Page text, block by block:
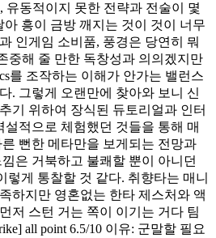
유동적이지 못한 전략과 전술이 몇
아 흥이 금방 깨지는 것이 것이 너무
인게임 소비품, 풍경은 당연히 뭐
중해 줄 만한 독창성과 의의겠지만
를 조작하는 이해가 안가는 밸런스
. 그렇게 오랜만에 찾아와 보니 신
기 위하여 장식된 듀토리얼과 인터
적으로 체험했던 것들을 통해 매
뻔한 메타만을 보게되는 전망과
은 거북하고 불쾌할 뿐이 아니던
렇게 통찰할 것 같다. 취향타는 매니
하지만 영혼없는 한타 제스처와 액
저 스턴 거는 쪽이 이기는 거다 팀
all point 6.5/10 이유: 군말할 필요